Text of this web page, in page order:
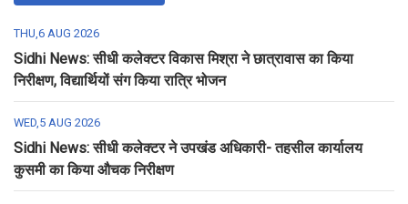
THU,6 AUG 2026
Sidhi News: सीधी कलेक्टर विकास मिश्रा ने छात्रावास का किया
निरीक्षण, विद्यार्थियों संग किया रात्रि भोजन
WED,5 AUG 2026
Sidhi News: सीधी कलेक्टर ने उपखंड अधिकारी- तहसील कार्यालय
कुसमी का किया औचक निरीक्षण